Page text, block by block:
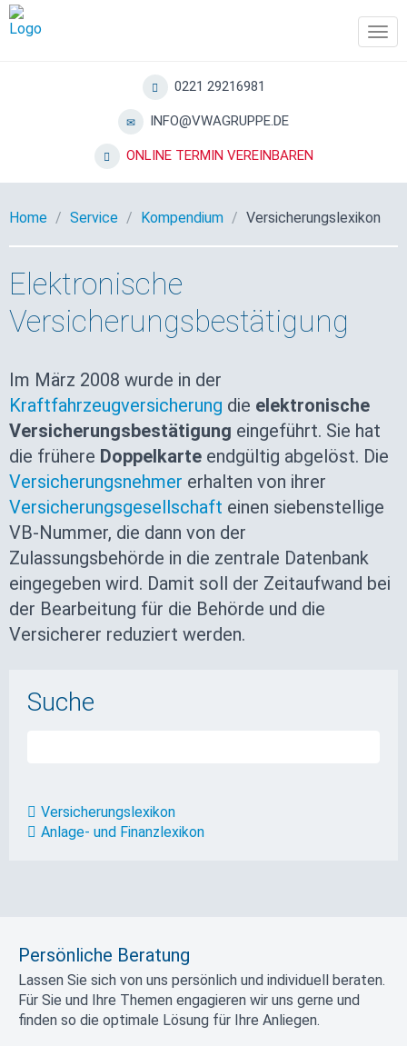
0221 29216981
INFO@VWAGRUPPE.DE
ONLINE TERMIN VEREINBAREN
Home Service Kompendium Versicherungslexikon
Elektronische
Versicherungsbestätigung
Im März 2008 wurde in der
Kraftfahrzeugversicherung die elektronische
Versicherungsbestätigung eingeführt. Sie hat
die frühere Doppelkarte endgültig abgelöst. Die
Versicherungsnehmer erhalten von ihrer
Versicherungsgesellschaft einen siebenstellige
VB-Nummer, die dann von der
Zulassungsbehörde in die zentrale Datenbank
eingegeben wird. Damit soll der Zeitaufwand bei
der Bearbeitung für die Behörde und die
Versicherer reduziert werden.
Suche
Versicherungslexikon
Anlage- und Finanzlexikon
Persönliche Beratung
Lassen Sie sich von uns persönlich und individuell beraten.
Für Sie und Ihre Themen engagieren wir uns gerne und
finden so die optimale Lösung für Ihre Anliegen.